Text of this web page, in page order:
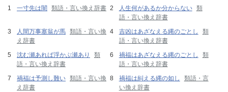
一寸先は闇 類語・言い換え辞書 人生何があるか分からない 類
語・言い換え辞書
人間万事塞翁が馬 類語・言い換
え辞書
吉凶はあざなえる縄のごとし
類
語・言い換え辞書
沈む瀬あれば浮かぶ瀬あり
類
語・言い換え辞書
禍福はあざなえる縄のごとし
類
語・言い換え辞書
禍福は予測し難い 類語・言い換
え辞書
禍福は糾える縄の如し
類語・言
い換え辞書